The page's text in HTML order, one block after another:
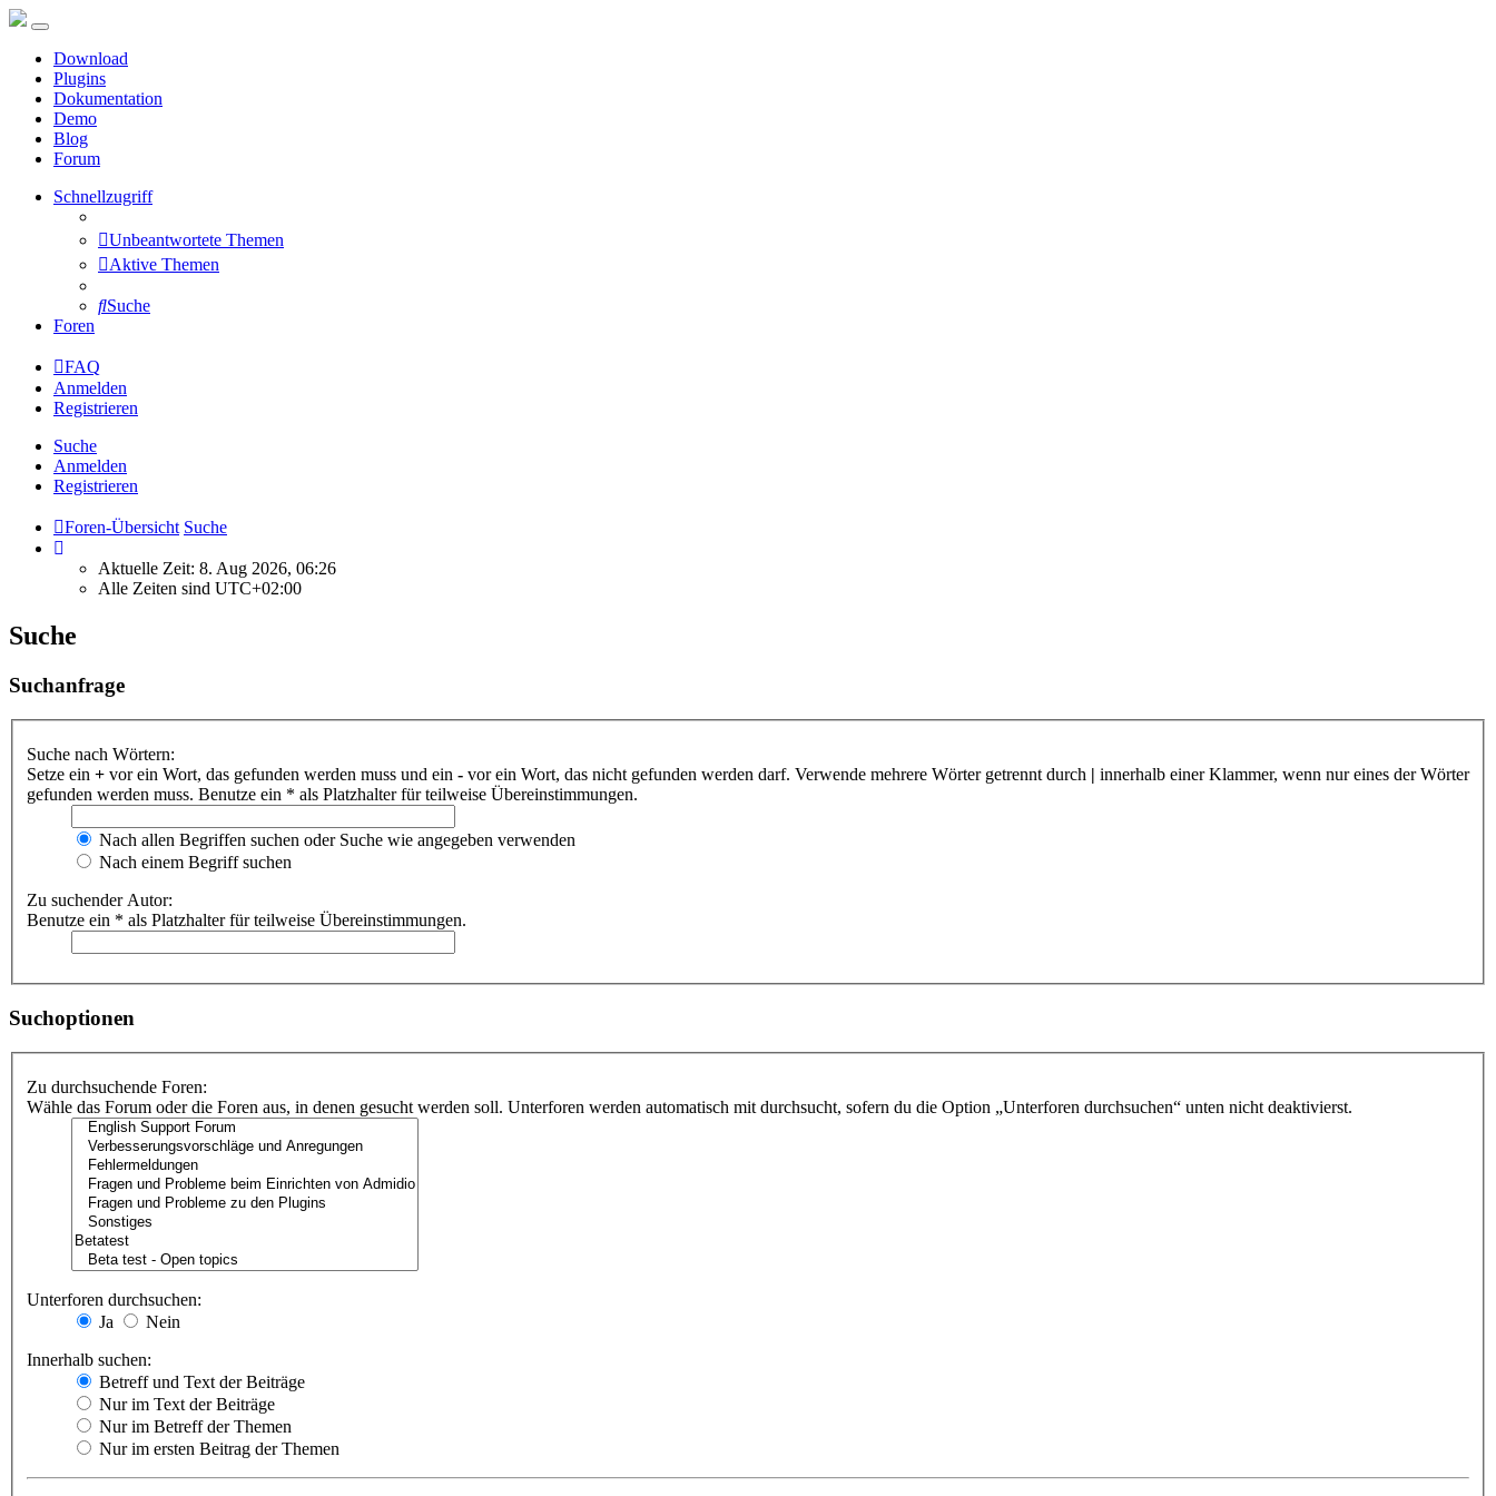
Download
Plugins
Dokumentation
Demo
Blog
Forum
Schnellzugriff
Unbeantwortete Themen
Aktive Themen
Suche
Foren
FAQ
Anmelden
Registrieren
Suche
Anmelden
Registrieren
Foren-Übersicht Suche
Aktuelle Zeit: 8. Aug 2026, 06:26
Alle Zeiten sind UTC+02:00
Suche
Suchanfrage
Suche nach Wörtern:
Setze ein + vor ein Wort, das gefunden werden muss und ein - vor ein Wort, das nicht gefunden werden darf. Verwende mehrere Wörter getrennt durch | innerhalb einer Klammer, wenn nur eines der Wörter
gefunden werden muss. Benutze ein * als Platzhalter für teilweise Übereinstimmungen.
Nach allen Begriffen suchen oder Suche wie angegeben verwenden
Nach einem Begriff suchen
Zu suchender Autor:
Benutze ein * als Platzhalter für teilweise Übereinstimmungen.
Suchoptionen
Zu durchsuchende Foren:
Wähle das Forum oder die Foren aus, in denen gesucht werden soll. Unterforen werden automatisch mit durchsucht, sofern du die Option „Unterforen durchsuchen“ unten nicht deaktivierst.
Unterforen durchsuchen:
Ja
Nein
Innerhalb suchen:
Betreff und Text der Beiträge
Nur im Text der Beiträge
Nur im Betreff der Themen
Nur im ersten Beitrag der Themen